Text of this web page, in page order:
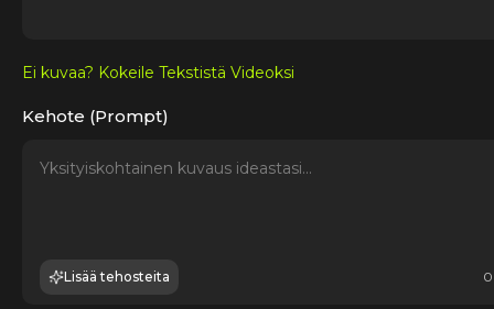
Ei kuvaa? Kokeile Tekstistä Videoksi
Kehote (Prompt)
Lisää tehosteita